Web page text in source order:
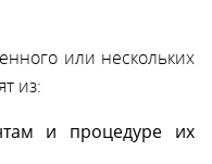
или нескольких
из:
и процедуре их